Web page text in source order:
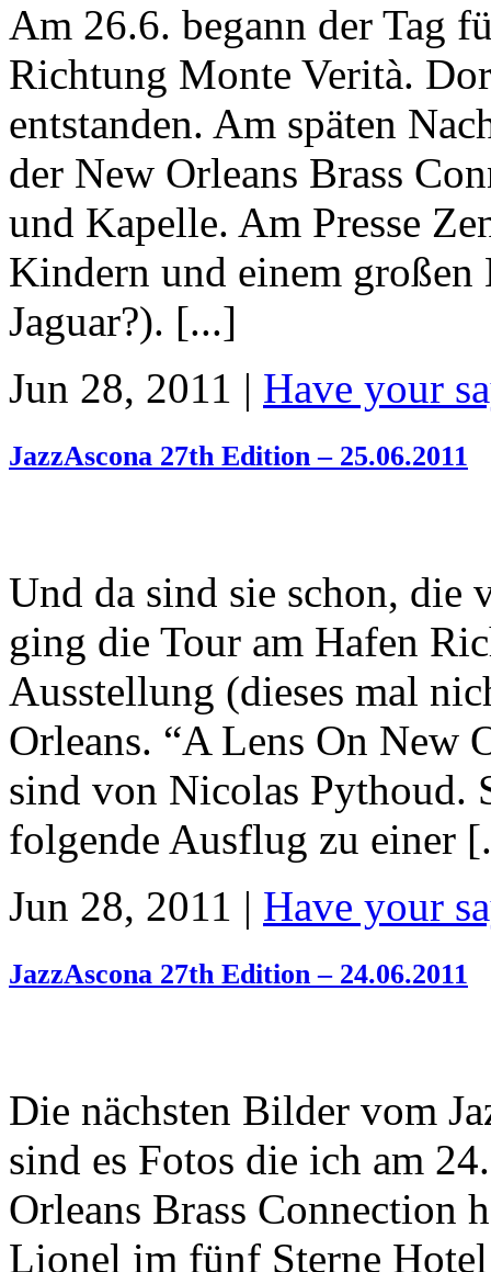
Am 26.6. begann der Tag
Richtung Monte Verità.
entstanden. Am späten
der New Orleans Brass
und Kapelle. Am Presse
Kindern und einem großen
Jaguar?). [...]
Jun 28, 2011 | Have your
JazzAscona 27th Edition – 25.06.2011
Und da sind sie schon,
ging die Tour am Hafen
Ausstellung (dieses mal
Orleans. “A Lens On New
sind von Nicolas Pythoud.
folgende Ausflug zu einer
Jun 28, 2011 | Have your
JazzAscona 27th Edition – 24.06.2011
Die nächsten Bilder vom
sind es Fotos die ich am
Orleans Brass Connection
Lionel im fünf Sterne